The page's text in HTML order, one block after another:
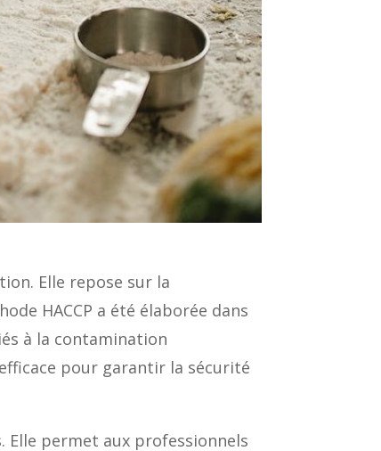
Elle repose sur la
HACCP a été élaborée dans
à la contamination
pour garantir la sécurité
Elle permet aux professionnels